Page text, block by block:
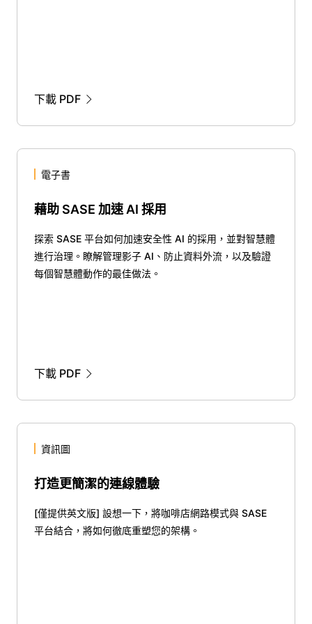
下載 PDF
電子書
藉助 SASE 加速 AI 採用
探索 SASE 平台如何加速安全性 AI 的採用，並對智慧體
進行治理。瞭解管理影子 AI、防止資料外流，以及驗證
每個智慧體動作的最佳做法。
下載 PDF
資訊圖
打造更簡潔的連線體驗
[僅提供英文版] 設想一下，將咖啡店網路模式與 SASE
平台結合，將如何徹底重塑您的架構。